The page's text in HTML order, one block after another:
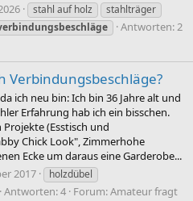
stahl auf holz
stahlträger
Antworten: 2
Verbindungsbeschläge?
ich neu bin: Ich bin 36 Jahre alt und
Erfahrung hab ich ein bisschen.
(Esstisch und
Chick Look", Zimmerhohe
Ecke um daraus eine Garderobe...
2017
holzdübel
Antworten: 4 Forum:Amateur fragt